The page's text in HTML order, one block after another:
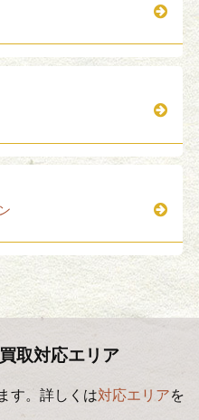
取対応エリア
す。詳しくは対応エリアを